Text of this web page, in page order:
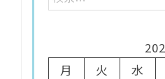
月
火 水